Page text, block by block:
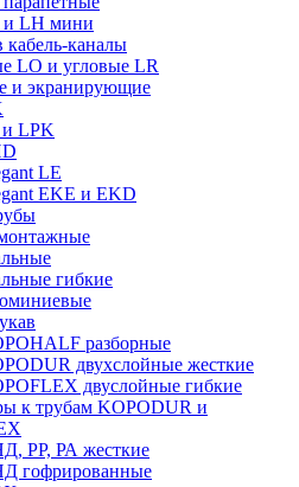
и LH мини
кабель-каналы
LO и угловые LR
и экранирующие
LPK
LE
EKE и EKD
гибкие
разборные
двухслойные жесткие
двуслойные гибкие
к трубам KOPODUR и
РР, РА жесткие
гофрированные